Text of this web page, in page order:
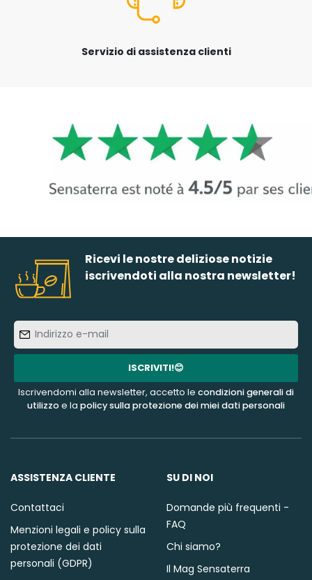
Servizio di assistenza clienti
Ricevi le nostre deliziose notizie
iscrivendoti alla nostra newsletter!
e-
mail
ISCRIVITI!😊
Iscrivendomi alla newsletter, accetto le condizioni generali di
utilizzoe la policy sulla protezione dei miei dati personali
ASSISTENZA CLIENTE
Contattaci
Menzioni legali e policy sulla
protezione dei dati
personali (GDPR)
SU DI NOI
Domande più frequenti -
FAQ
Chi siamo?
Il Mag Sensaterra